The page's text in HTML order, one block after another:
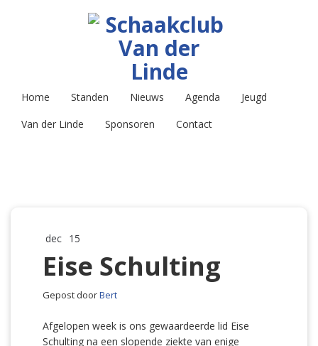
Home Standen Nieuws Agenda
Jeugd
Van der Linde
Sponsoren Contact
dec 15
Eise Schulting
Gepost doorBert
Afgelopen week is ons gewaardeerde lid Eise
Schulting na een slopende ziekte van enige